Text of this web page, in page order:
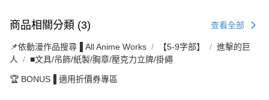
商品相關分類 (3) 查看全部
📌依動漫作品搜尋▐ All Anime Works 【5-9字部】
進擊的巨
人
■文具/吊飾/紙製/胸章/壓克力立牌/掛繩
🏆 BONUS▐ 適用折價券專區